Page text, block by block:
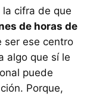
cifra de que
de horas de
ser ese centro
algo que sí le
puede
Porque,